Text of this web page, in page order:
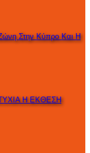
Στην Κύπρο Και Η
Η ΕΚΘΕΣΗ